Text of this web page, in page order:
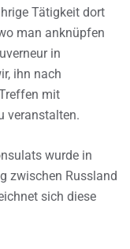
Tätigkeit dort
man anknüpfen
in
ihn nach
mit
veranstalten.
wurde in
zwischen Russland
sich diese